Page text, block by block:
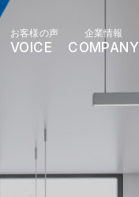
お客様の声
VOICE
企業情報
COMPANY